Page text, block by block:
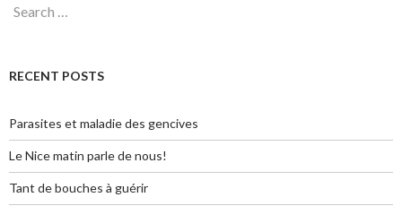
Search for:
RECENT POSTS
Parasites et maladie des gencives
Le Nice matin parle de nous!
Tant de bouches à guérir